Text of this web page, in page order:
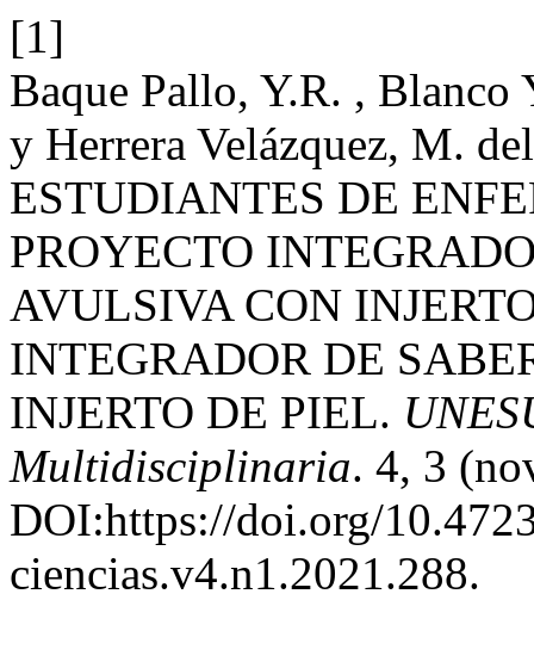
[1]
Baque Pallo, Y.R. ,
y Herrera Velázquez, M.
ESTUDIANTES DE
PROYECTO
AVULSIVA CON
INTEGRADOR DE
INJERTO DE PIEL.
Multidisciplinaria. 4, 3
DOI:https://doi.org/
ciencias.v4.n1.2021.288.